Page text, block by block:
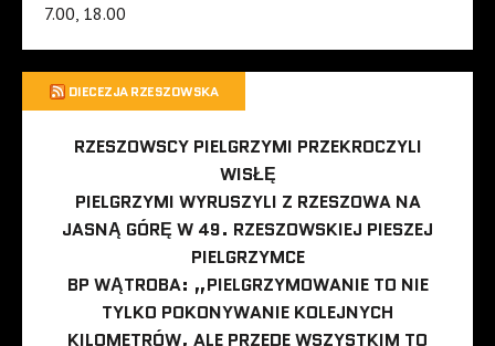
7.00, 18.00
DIECEZJA RZESZOWSKA
RZESZOWSCY PIELGRZYMI PRZEKROCZYLI
WISŁĘ
PIELGRZYMI WYRUSZYLI Z RZESZOWA NA
JASNĄ GÓRĘ W 49. RZESZOWSKIEJ PIESZEJ
PIELGRZYMCE
BP WĄTROBA: „PIELGRZYMOWANIE TO NIE
TYLKO POKONYWANIE KOLEJNYCH
KILOMETRÓW, ALE PRZEDE WSZYSTKIM TO